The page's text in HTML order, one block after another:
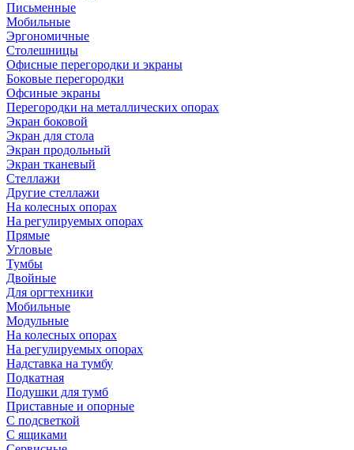
Письменные
Мобильные
Эргономичные
Столешницы
Офисные перегородки и экраны
Боковые перегородки
Офсиные экраны
Перегородки на металлических опорах
Экран боковой
Экран для стола
Экран продольный
Экран тканевый
Стеллажи
Другие стеллажи
На колесных опорах
На регулируемых опорах
Прямые
Угловые
Тумбы
Двойные
Для оргтехники
Мобильные
Модульные
На колесных опорах
На регулируемых опорах
Надставка на тумбу
Подкатная
Подушки для тумб
Приставные и опорные
С подсветкой
С ящиками